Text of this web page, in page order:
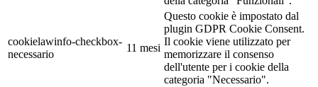
cookielawinfo-checkbox-
necessario
11 mesi
Questo cookie è impostato dal
plugin GDPR Cookie Consent.
Il cookie viene utilizzato per
memorizzare il consenso
dell'utente per i cookie della
categoria "Necessario".